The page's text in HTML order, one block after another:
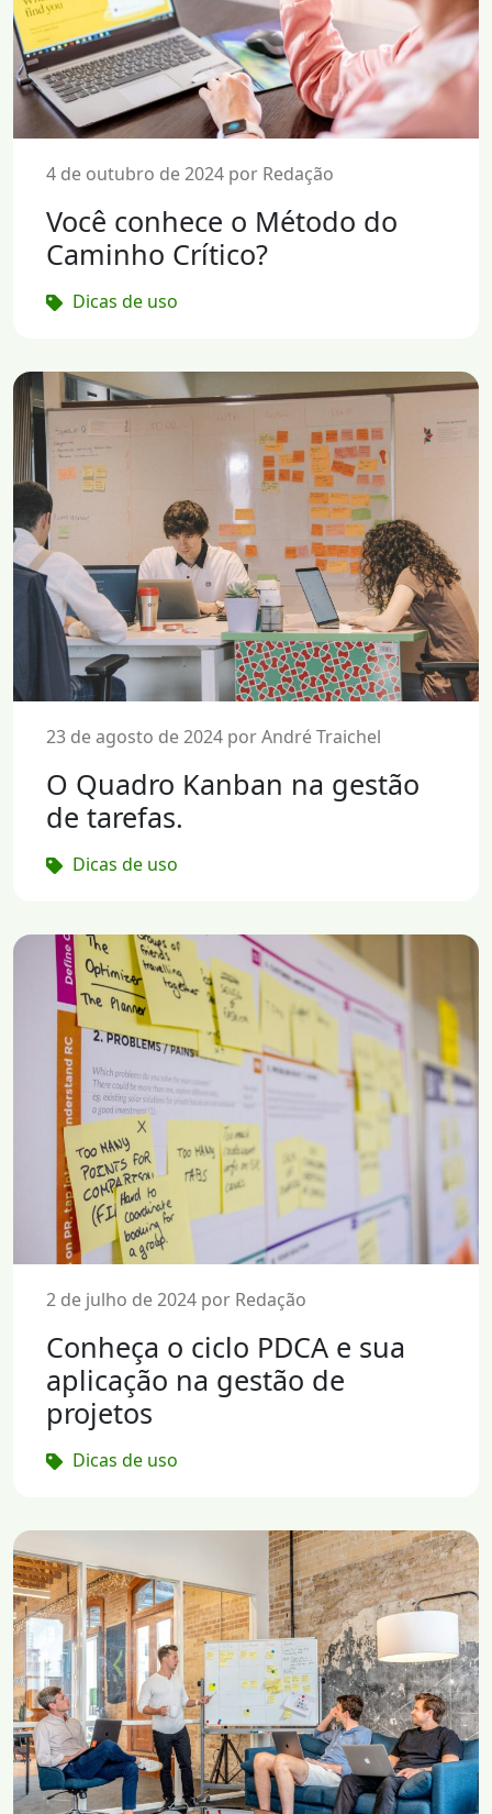
4 de outubro de 2024 por Redação
Você conhece o Método do
Caminho Crítico?
Dicas de uso
23 de agosto de 2024 por André Traichel
O Quadro Kanban na gestão
de tarefas.
Dicas de uso
2 de julho de 2024 por Redação
Conheça o ciclo PDCA e sua
aplicação na gestão de
projetos
Dicas de uso